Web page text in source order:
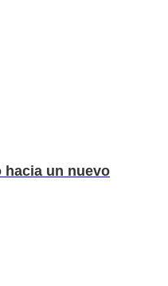
hacia un nuevo